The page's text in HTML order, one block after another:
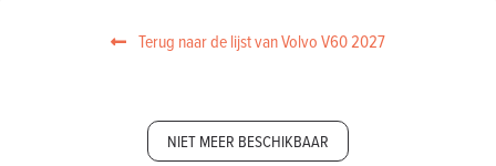
Terug naar de lijst van Volvo V60 2027
NIET MEER BESCHIKBAAR